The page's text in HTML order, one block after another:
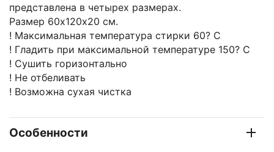
представлена в четырех размерах.
Размер 60х120х20 см.
! Максимальная температура стирки 60? C
! Гладить при максимальной температуре 150? C
! Сушить горизонтально
! Не отбеливать
! Возможна сухая чистка
Особенности